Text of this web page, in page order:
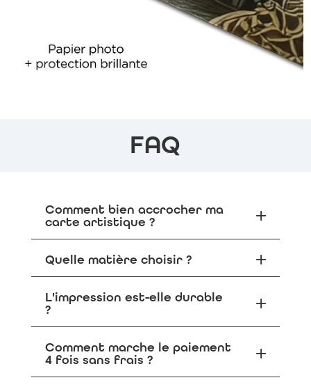
FAQ
Comment bien accrocher ma
carte artistique ?
Quelle matière choisir ?
L'impression est-elle durable
?
Comment marche le paiement
4 fois sans frais ?